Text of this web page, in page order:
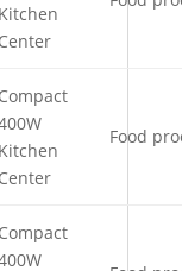
Kitchen
Center
Compact
Kitchen
Center
Food
Compact